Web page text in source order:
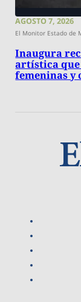
AGOSTO 7, 2026
El Monitor Estado de
Inaugura
artística
femeninas y